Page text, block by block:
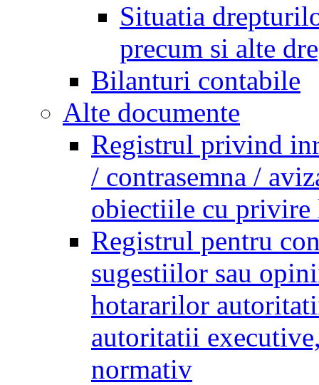
Situatia
precum si alte
Bilanturi contabile
Alte documente
Registrul privind
/ contrasemna /
obiectiile cu privire
Registrul pentru
sugestiilor sau
hotararilor
autoritatii
normativ